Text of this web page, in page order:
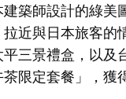
築師設計的綠
近與日本旅客
平三景禮盒，以
限定套餐」，獲